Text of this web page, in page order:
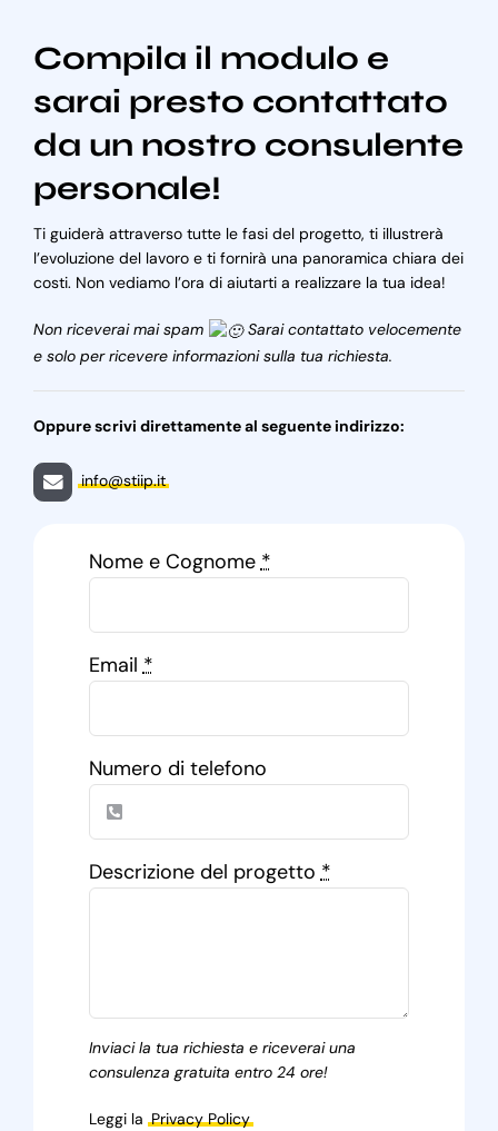
Compila il modulo e
sarai presto contattato
da un nostro consulente
personale!
Ti guiderà attraverso tutte le fasi del progetto, ti illustrerà
l’evoluzione del lavoro e ti fornirà una panoramica chiara dei
costi. Non vediamo l’ora di aiutarti a realizzare la tua idea!
Non riceverai mai spam
Sarai contattato velocemente
e solo per ricevere informazioni sulla tua richiesta.
Oppure scrivi direttamente al seguente indirizzo:
info@stiip.it
Nome e Cognome*
Email*
Numero di telefono
Descrizione del progetto*
Inviaci la tua richiesta e riceverai una
consulenza gratuita entro 24 ore!
Leggi la Privacy Policy